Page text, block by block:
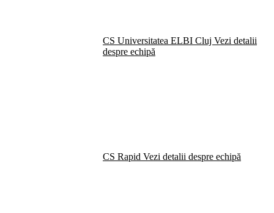
CS Universitatea ELBI Cluj Vezi detalii
despre echipă
CS Rapid Vezi detalii despre echipă